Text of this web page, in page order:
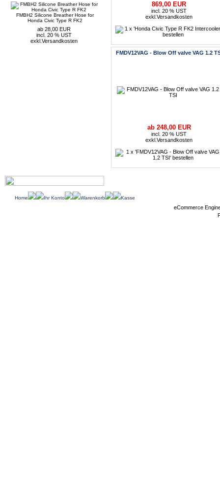
FMBH2 Silicone Breather Hose for
Honda Civic Type R FK2
ab 28,00 EUR
incl. 20 % UST
exkl. Versandkosten
869,00 EUR
incl. 20 % UST
exkl. Versandkosten
FMDV12VAG - Blow Off valve VAG 1.2
ab 248,00 EUR
incl. 20 % UST
exkl. Versandkosten
Home Ihr Konto Warenkorb Kasse
eCommerce